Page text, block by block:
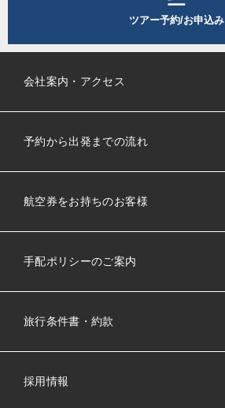
ツアー予約/お申込み
会社案内・アクセス
予約から出発までの流れ
航空券をお持ちのお客様
手配ポリシーのご案内
旅行条件書・約款
採用情報